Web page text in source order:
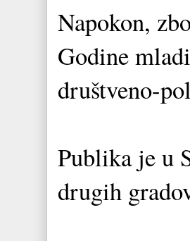
Napokon,
Godine
društveno-
Publika je u
drugih